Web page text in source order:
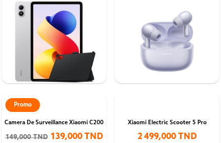
Camera De Surveillance Xiaomi C200
149,000 TND 139,000 TND
Promo
Xiaomi Electric Scooter 5 Pro
2 499,000 TND